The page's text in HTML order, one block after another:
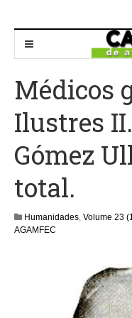
Médicos
Ilustres
Gómez
total.
Humanidades, Volume 23
AGAMFEC